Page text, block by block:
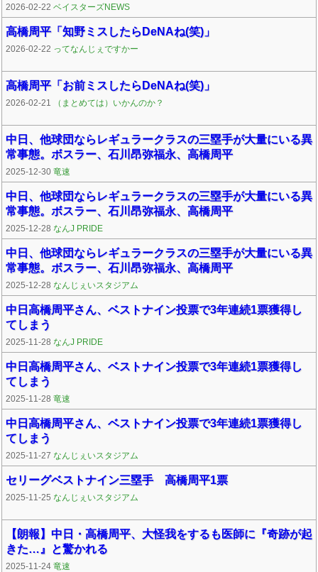
2026-02-22 ベイスターズNEWS
高橋周平「知野ミスしたらDeNAね(笑)」
2026-02-22 ってなんじぇですかー
高橋周平「お前ミスしたらDeNAね(笑)」
2026-02-21 （まとめては）いかんのか？
中日、他球団ならレギュラークラスの三塁手が大量にいる異
常事態。ボスラー、石川昂弥福永、高橋周平
2025-12-30 竜速
中日、他球団ならレギュラークラスの三塁手が大量にいる異
常事態。ボスラー、石川昂弥福永、高橋周平
2025-12-28 なんJ PRIDE
中日、他球団ならレギュラークラスの三塁手が大量にいる異
常事態。ボスラー、石川昂弥福永、高橋周平
2025-12-28 なんじぇいスタジアム
中日高橋周平さん、ベストナイン投票で3年連続1票獲得し
てしまう
2025-11-28 なんJ PRIDE
中日高橋周平さん、ベストナイン投票で3年連続1票獲得し
てしまう
2025-11-28 竜速
中日高橋周平さん、ベストナイン投票で3年連続1票獲得し
てしまう
2025-11-27 なんじぇいスタジアム
セリーグベストナイン三塁手 高橋周平1票
2025-11-25 なんじぇいスタジアム
【朗報】中日・高橋周平、大怪我をするも医師に『奇跡が起
きた…』と驚かれる
2025-11-24 竜速